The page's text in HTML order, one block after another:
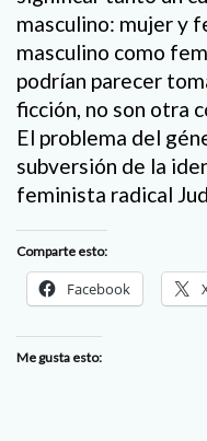
masculino: mujer y
masculino como
podrían parecer
ficción, no son otra
El problema del
subversión de la
feminista radical
Comparte esto:
Facebook
Me gusta esto: